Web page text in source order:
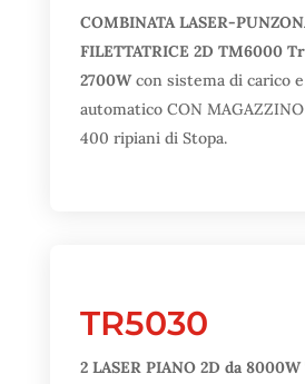
COMBINATA LASER-
FILETTATRICE 2D TM6000
2700Wcon sistema di carico
automatico CON
400 ripiani di Stopa.
TR5030
2 LASER PIANO 2D da